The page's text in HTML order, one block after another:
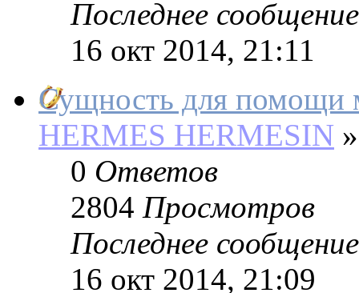
Последнее сообщение
16 окт 2014, 21:11
Сущность для помощи
HERMES HERMESIN »
0 Ответов
2804 Просмотров
Последнее сообщение
16 окт 2014, 21:09